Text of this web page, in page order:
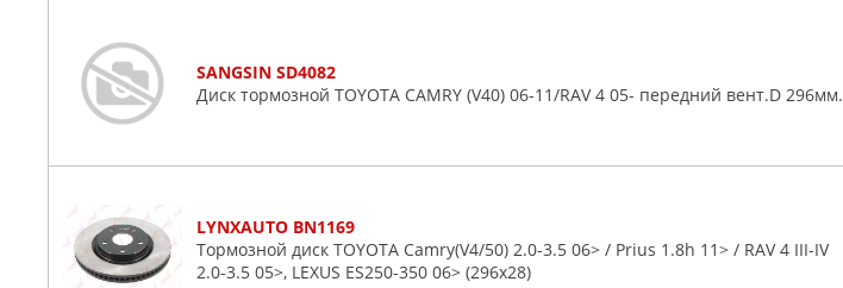
SANGSIN SD4082
Диск тормозной TOYOTA CAMRY (V40) 06-11/RAV 4 05- передний вент.D 296мм.
LYNXAUTO BN1169
Тормозной диск TOYOTA Camry(V4/50) 2.0-3.5 06> / Prius 1.8h 11> / RAV 4 III-IV
2.0-3.5 05>, LEXUS ES250-350 06> (296x28)